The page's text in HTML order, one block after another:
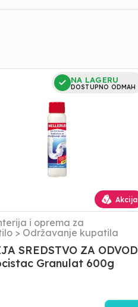
Akcija
NA LAGERU
DOSTUPNO ODMAH
i oprema za
> Održavanje kupatila
SREDSTVO ZA ODVOD
Granulat 600g